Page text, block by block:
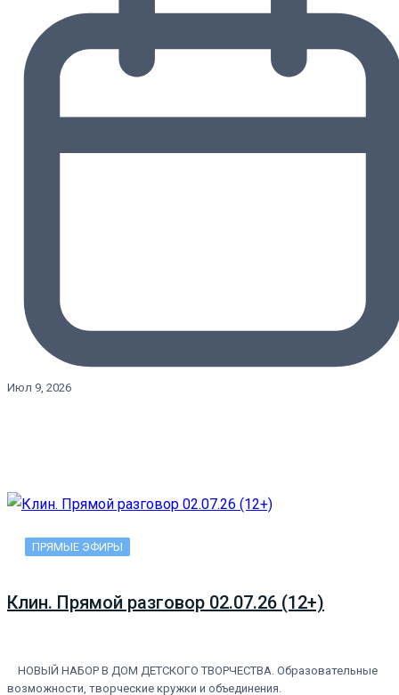
Июл 9, 2026
ПРЯМЫЕ ЭФИРЫ
Клин. Прямой разговор 02.07.26 (12+)
НОВЫЙ НАБОР В ДОМ ДЕТСКОГО ТВОРЧЕСТВА. Образовательные
возможности, творческие кружки и объединения.